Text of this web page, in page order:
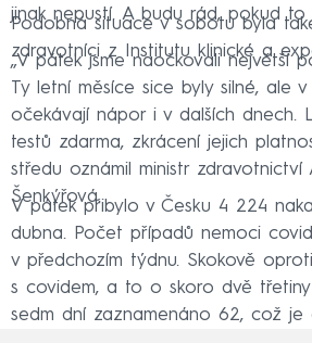
jinak nepustí. A budu rád, pokud
Podobná situace v sobotu byla
zdravotníci z Institutu klinické a
„V pátek jsme naočkovali největší
Ty letní měsíce sice byly silné, ale
očekávají nápor i v dalších dnech.
testů zdarma, zkrácení jejich
středu oznámil ministr zdravotnictví
Šenkýřová.
V pátek přibylo v Česku 4 224
dubna. Počet případů nemoci
v předchozím týdnu. Skokově
s covidem, a to o skoro dvě
sedm dní zaznamenáno 62, což